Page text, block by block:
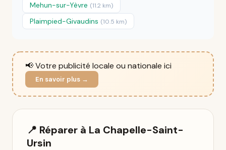
Mehun-sur-Yèvre (11.2 km)
Plaimpied-Givaudins (10.5 km)
📢 Votre publicité locale ou nationale ici
En savoir plus →
📍 Réparer à La Chapelle-Saint-
Ursin